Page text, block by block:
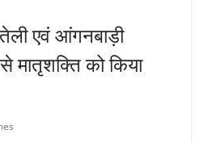
एवं आंगनबाड़ी
मातृशक्ति को किया